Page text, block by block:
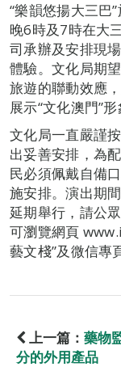
“樂韻悠揚大三巴
晚6時及7時在大
司承辦及安排現
體驗。文化局期
旅遊的聯動效應
展示“文化澳門”形
文化局一直嚴謹
出妥善安排，為
民必須佩戴自備
施安排。演出期
延期舉行，請公
可瀏覽網頁
藝文棧”及微信專
上一篇： 藥物
分的外用產品